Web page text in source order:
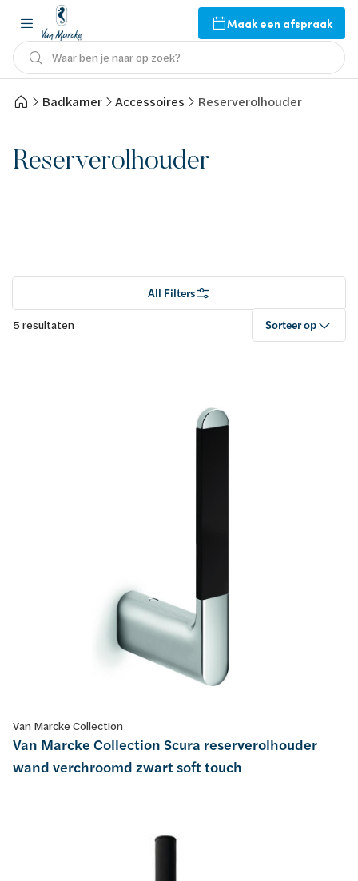
Maak een afspraak
Waar ben je naar op zoek?
Badkamer Accessoires Reserverolhouder
Reserverolhouder
All Filters
5 resultaten Sorteer op
Van Marcke Collection
Van Marcke Collection Scura reserverolhouder
wand verchroomd zwart soft touch